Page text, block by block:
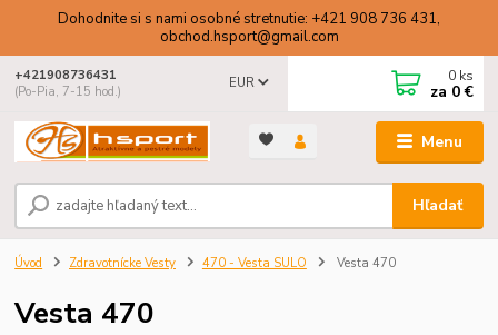
Dohodnite si s nami osobné stretnutie: +421 908 736 431,
obchod.hsport@gmail.com
Menu
EUR
Hľadať
+421908736431
(Po-Pia, 7-15 hod.)
0 ks
za 0 €
Úvod Zdravotnícke Vesty 470 - Vesta SULO Vesta 470
Vesta 470